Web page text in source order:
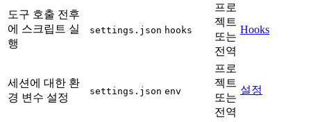
도구 호출 전후
에 스크립트 실
행
settings.json hooks
프로
젝트
또는
전역
Hooks
세션에 대한 환
경 변수 설정
settings.json env
프로
젝트
또는
전역
설정